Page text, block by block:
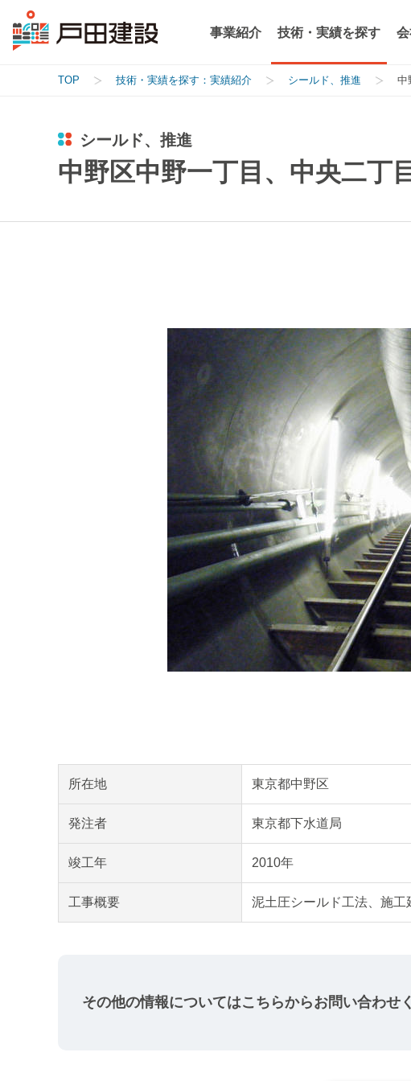
事業紹介 技術・実績を探す
TOP 技術・実績を探す：実績紹介 シールド、推進 中
シールド、推進
中野区中野一丁目、中央二丁
所在地 東京都中野区
発注者 東京都下水道局
竣工年 2010年
工事概要 泥土圧シールド工法、施
その他の情報についてはこちらからお問い合わせ